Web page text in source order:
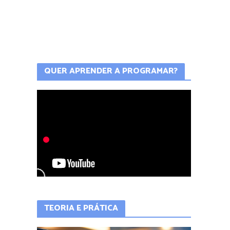
QUER APRENDER A PROGRAMAR?
TEORIA E PRÁTICA